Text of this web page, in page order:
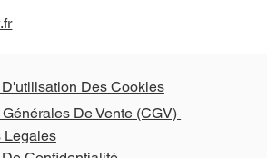
Des Cookies
De Vente (CGV)
Legales